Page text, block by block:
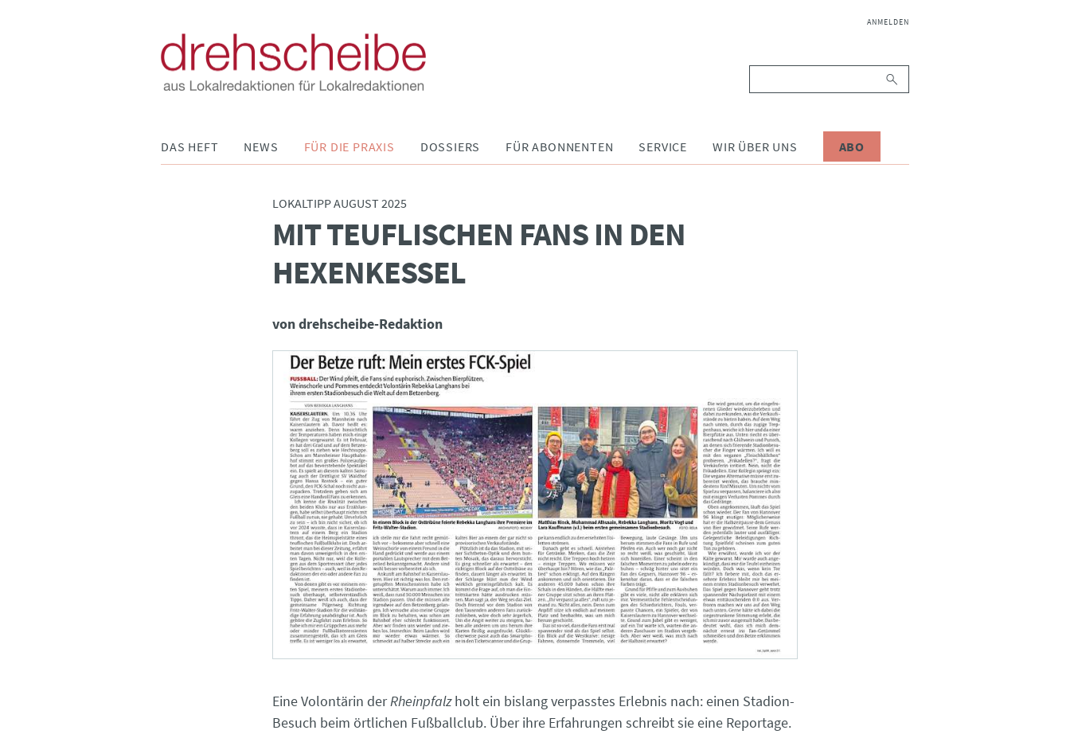
NAVIGATION
ANMELDEN
DAS HEFT NEWS FÜR DIE PRAXIS DOSSIERS FÜR ABONNENTEN SERVICE WIR ÜBER UNS ABO
LOKALTIPP AUGUST 2025
MIT TEUFLISCHEN FANS IN DEN
HEXENKESSEL
von drehscheibe-Redaktion
Eine Volontärin derRheinpfalzholt ein bislang verpasstes Erlebnis nach: einen Stadion-
Besuch beim örtlichen Fußballclub. Über ihre Erfahrungen schreibt sie eine Reportage.